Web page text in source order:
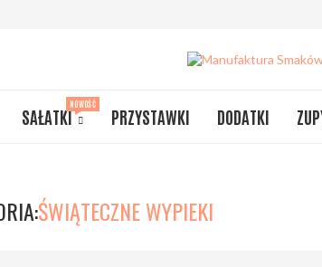
SAŁATKI
NOWOŚĆ
PRZYSTAWKI DODATKI
ŚWIĄTECZNE WYPIEKI